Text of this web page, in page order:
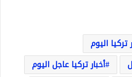
تركيا اليوم
أخبار تركيا عاجل اليوم